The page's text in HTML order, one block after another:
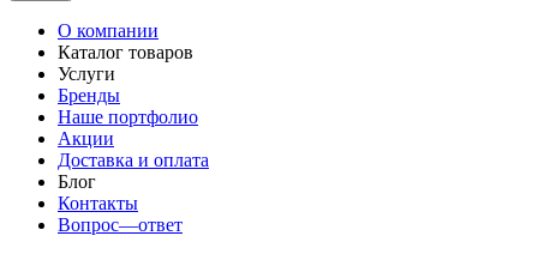
О компании
Каталог товаров
Услуги
Бренды
Наше портфолио
Акции
Доставка и оплата
Блог
Контакты
Вопрос—ответ